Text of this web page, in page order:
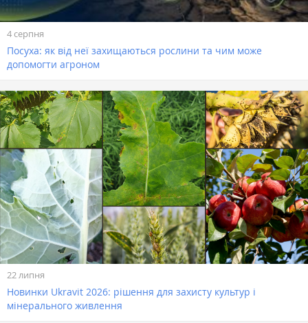
4 серпня
Посуха: як від неї захищаються рослини та чим може
допомогти агроном
22 липня
Новинки Ukravit 2026: рішення для захисту культур і
мінерального живлення